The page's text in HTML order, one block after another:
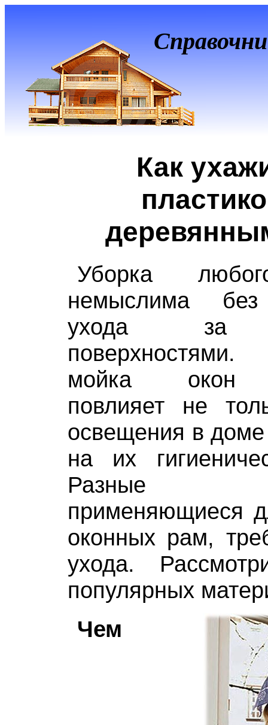
Как
Уборка
немыслима без
ухода за
поверхностями.
мойка окон
повлияет не
освещения в
на их
Разные
применяющиеся
оконных рам,
ухода.
популярных
Чем